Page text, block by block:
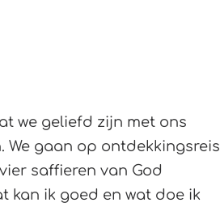
we geliefd zijn met ons
We gaan op ontdekkingsreis
saffieren van God
kan ik goed en wat doe ik